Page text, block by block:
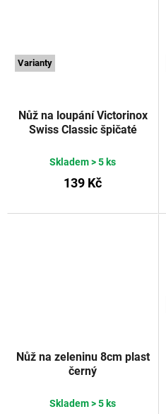
Varianty
Nůž na loupání Victorinox
Swiss Classic špičaté
zelenýVICTORINOX
Skladem> 5 ks
139 Kč
Nůž na zeleninu 8cm plast
černý
Skladem> 5 ks